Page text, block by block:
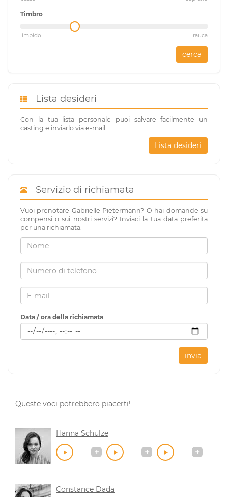
Timbro
limpido rauca
cerca
Lista desideri
Con la tua lista personale puoi salvare facilmente un
casting e inviarlo via e-mail.
Lista desideri
Servizio di richiamata
Vuoi prenotare Gabrielle Pietermann? O hai domande su
compensi o sui nostri servizi? Inviaci la tua data preferita
per una richiamata.
Data / ora della richiamata
invia
Queste voci potrebbero piacerti!
Hanna Schulze
Constance Dada